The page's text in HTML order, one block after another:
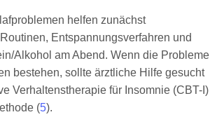
helfen zunächst
Entspannungsverfahren und
Alkohol am Abend. Wenn die Probleme
bestehen, sollte ärztliche Hilfe gesucht
Verhaltenstherapie für Insomnie (CBT-I)
(5).